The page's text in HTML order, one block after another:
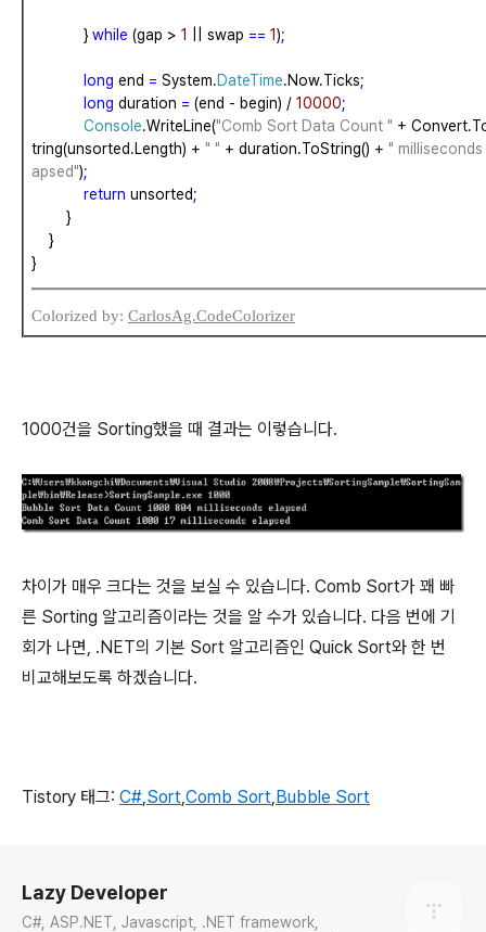
} while (gap > 1 swap == 1);
long end = System.DateTime.Now.Ticks;
long duration = (end - begin) / 10000;
Console.WriteLine("Comb Sort Data Count " +
tring(unsorted.Length) + " " + duration.ToString() + " milliseconds
apsed");
return unsorted;
}
}
}
Colorized by: CarlosAg.CodeColorizer
1000건을 Sorting했을 때 결과는 이렇습니다.
차이가 매우 크다는 것을 보실 수 있습니다. Comb Sort가 꽤 빠
른 Sorting 알고리즘이라는 것을 알 수가 있습니다. 다음 번에 기
회가 나면, .NET의 기본 Sort 알고리즘인 Quick Sort와 한 번
비교해보도록 하겠습니다.
Tistory 태그: C# Sort Comb Sort Bubble Sort
Lazy Developer
C#, ASP.NET, Javascript, .NET framework,